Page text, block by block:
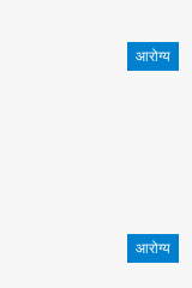
आरोग्य
आरोग्य